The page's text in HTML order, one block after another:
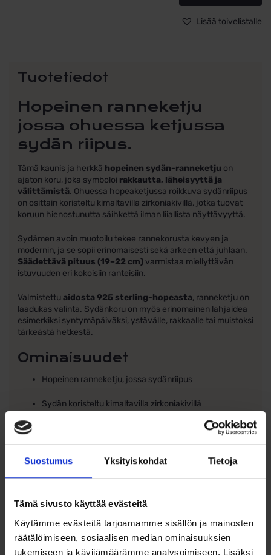
Suostumus Yksityiskohdat Tietoja
Tämä sivusto käyttää evästeitä
Käytämme evästeitä tarjoamamme sisällön ja mainosten
räätälöimiseen, sosiaalisen median ominaisuuksien
tukemiseen ja kävijämäärämme analysoimiseen. Lisäksi
Lisää toivelistalle
Tuotetiedot
Hopeinen ranneketju
jossa ohuessa ketjussa
sydän riipus.
Tämä kaunis ja herkkä hopeinen sydän-ranneketju on
ajaton koru, joka symboloi rakkautta, läheisyyttä ja
välittämistä. Ohuessa hopeaketjussa roikkuva sydänriipus
on osittain koristeltu kimaltavilla zirkoniakivillä, jotka tuovat
koruun hienostunutta säihkettä ilman liiallista näyttävyyttä.
Sydämen avoin muotoilu tekee rannekorusta kevyen ja
modernin, ja se sopii erinomaisesti sekä arkeen että juhlaan.
Säädettävä pituus (19–22 cm) varmistaa miellyttävän
istuvuuden eri kokoisiin ranteisiin.
Valmistettu aidosta 925 sterling-hopeasta, ranneketju on
laadukas valinta. Sydänkoru on myös erinomainen lahjaidea
esimerkiksi syntymäpäiväksi, ystävälle, rakkaalle tai muistoksi
tärkeästä hetkestä.
Ominaisuudet
Hopeinen ranneketju, jossa sydänriipus
Sydän koristeltu kimaltavilla zirkoniakivillä
Materiaali: 925 sterling-hopea
Ketjun pituus: säädettävissä 19–22 cm
Sydämen koko: 19 x 16 mm